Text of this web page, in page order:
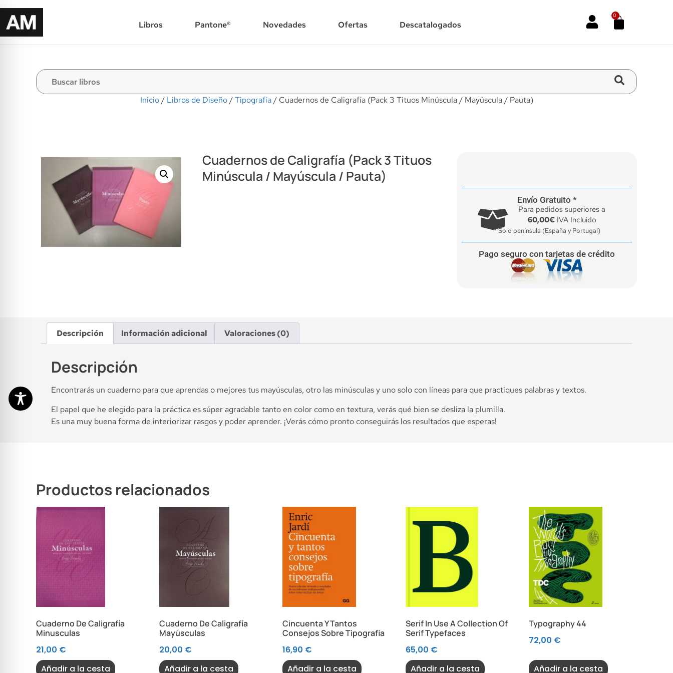
Libros Pantone® Novedades Ofertas Descatalogados
0
Inicio/ Libros de Diseño/Tipografía/ Cuadernos de Caligrafía (Pack 3 Tituos Minúscula / Mayúscula / Pauta)
Cuadernos de Caligrafía (Pack 3 Tituos
Minúscula / Mayúscula / Pauta)
Envío Gratuito *
Para pedidos superiores a
60,00€IVA Incluido
* Solo península (España y Portugal)
Pago seguro con tarjetas de crédito
Descripción Información adicional Valoraciones (0)
Descripción
Encontrarás un cuaderno para que aprendas o mejores tus mayúsculas, otro las minúsculas y uno solo con líneas para que practiques palabras y textos.
El papel que he elegido para la práctica es súper agradable tanto en color como en textura, verás qué bien se desliza la plumilla.
Es una muy buena forma de interiorizar rasgos y poder aprender. ¡Verás cómo pronto conseguirás los resultados que esperas!
Productos relacionados
Cuaderno De Caligrafía
Minusculas
21,00 €
Añadir a la cesta
Cuaderno De Caligrafía
Mayúsculas
20,00 €
Añadir a la cesta
Cincuenta Y Tantos
Consejos Sobre Tipografia
16,90 €
Añadir a la cesta
Serif In Use A Collection Of
Serif Typefaces
65,00 €
Añadir a la cesta
Typography 44
72,00 €
Añadir a la cesta